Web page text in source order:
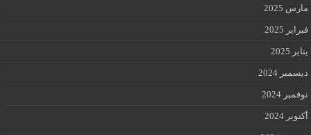
مارس 2025
فبراير 2025
يناير 2025
ديسمبر 2024
نوفمبر 2024
أكتوبر 2024